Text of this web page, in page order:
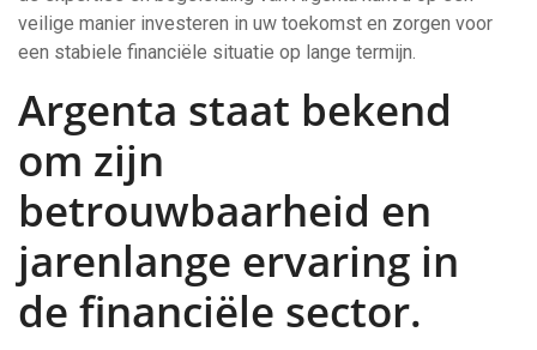
veilige manier investeren in uw toekomst en zorgen voor
een stabiele financiële situatie op lange termijn.
Argenta staat bekend
om zijn
betrouwbaarheid en
jarenlange ervaring in
de financiële sector.